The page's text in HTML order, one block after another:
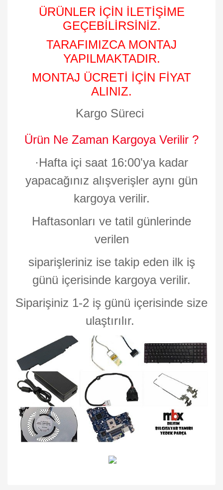
ÜRÜNLER İÇİN İLETİŞİME
GEÇEBİLİRSİNİZ.
TARAFIMIZCA MONTAJ
YAPILMAKTADIR.
MONTAJ ÜCRETİ İÇİN FİYAT
ALINIZ.
Kargo Süreci
Ürün Ne Zaman Kargoya Verilir ?
·Hafta içi saat 16:00'ya kadar
yapacağınız alışverişler aynı gün
kargoya verilir.
Haftasonları ve tatil günlerinde
verilen
siparişleriniz ise takip eden ilk iş
günü içerisinde kargoya verilir.
Siparişiniz 1-2 iş günü içerisinde size
ulaştırılır.